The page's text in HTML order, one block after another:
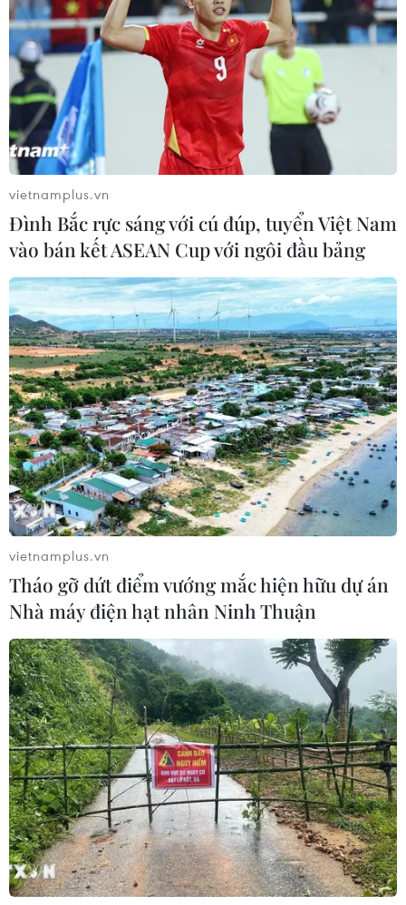
vietnamplus.vn
Đình Bắc rực sáng với cú đúp, tuyển Việt Nam
vào bán kết ASEAN Cup với ngôi đầu bảng
vietnamplus.vn
Tháo gỡ dứt điểm vướng mắc hiện hữu dự án
Nhà máy điện hạt nhân Ninh Thuận